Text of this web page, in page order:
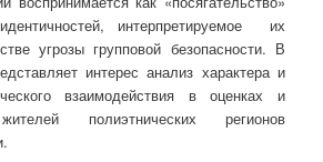
интерпретируемое их
угрозы групповой безопасности. В
интерес анализ характера и
взаимодействия в оценках и
полиэтнических регионов